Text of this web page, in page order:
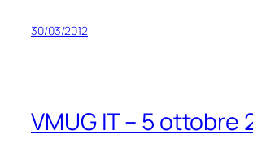
30/03/2012
VMUG IT – 5 ottobre